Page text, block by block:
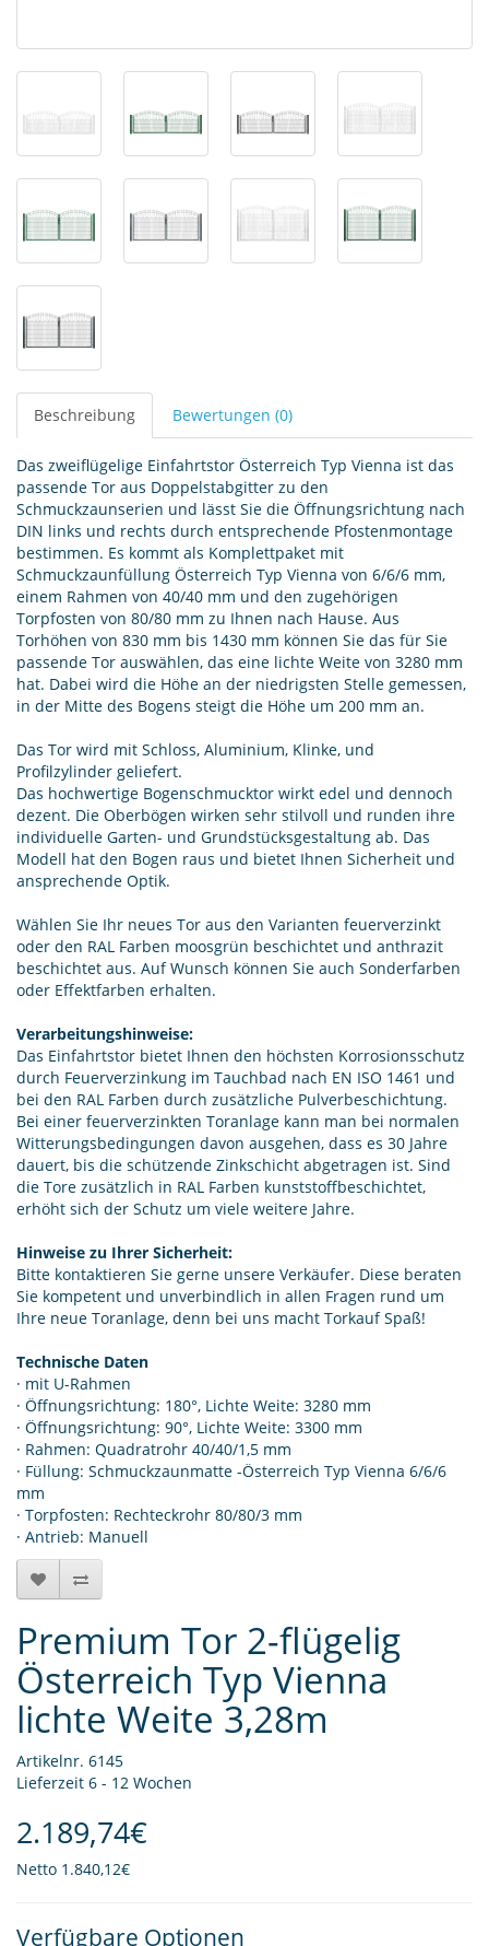
Beschreibung Bewertungen (0)
Das zweiflügelige Einfahrtstor Österreich Typ Vienna ist das
passende Tor aus Doppelstabgitter zu den
Schmuckzaunserien und lässt Sie die Öffnungsrichtung nach
DIN links und rechts durch entsprechende Pfostenmontage
bestimmen. Es kommt als Komplettpaket mit
Schmuckzaunfüllung Österreich Typ Vienna von 6/6/6 mm,
einem Rahmen von 40/40 mm und den zugehörigen
Torpfosten von 80/80 mm zu Ihnen nach Hause. Aus
Torhöhen von 830 mm bis 1430 mm können Sie das für Sie
passende Tor auswählen, das eine lichte Weite von 3280 mm
hat. Dabei wird die Höhe an der niedrigsten Stelle gemessen,
in der Mitte des Bogens steigt die Höhe um 200 mm an.
Das Tor wird mit Schloss, Aluminium, Klinke, und
Profilzylinder geliefert.
Das hochwertige Bogenschmucktor wirkt edel und dennoch
dezent. Die Oberbögen wirken sehr stilvoll und runden ihre
individuelle Garten- und Grundstücksgestaltung ab. Das
Modell hat den Bogen raus und bietet Ihnen Sicherheit und
ansprechende Optik.
Wählen Sie Ihr neues Tor aus den Varianten feuerverzinkt
oder den RAL Farben moosgrün beschichtet und anthrazit
beschichtet aus. Auf Wunsch können Sie auch Sonderfarben
oder Effektfarben erhalten.
Verarbeitungshinweise:
Das Einfahrtstor bietet Ihnen den höchsten Korrosionsschutz
durch Feuerverzinkung im Tauchbad nach EN ISO 1461 und
bei den RAL Farben durch zusätzliche Pulverbeschichtung.
Bei einer feuerverzinkten Toranlage kann man bei normalen
Witterungsbedingungen davon ausgehen, dass es 30 Jahre
dauert, bis die schützende Zinkschicht abgetragen ist. Sind
die Tore zusätzlich in RAL Farben kunststoffbeschichtet,
erhöht sich der Schutz um viele weitere Jahre.
Hinweise zu Ihrer Sicherheit:
Bitte kontaktieren Sie gerne unsere Verkäufer. Diese beraten
Sie kompetent und unverbindlich in allen Fragen rund um
Ihre neue Toranlage, denn bei uns macht Torkauf Spaß!
Technische Daten
· mit U-Rahmen
· Öffnungsrichtung: 180°, Lichte Weite: 3280 mm
· Öffnungsrichtung: 90°, Lichte Weite: 3300 mm
· Rahmen: Quadratrohr 40/40/1,5 mm
· Füllung: Schmuckzaunmatte -Österreich Typ Vienna 6/6/6
mm
· Torpfosten: Rechteckrohr 80/80/3 mm
· Antrieb: Manuell
Premium Tor 2-flügelig
Österreich Typ Vienna
lichte Weite 3,28m
Artikelnr. 6145
Lieferzeit 6 - 12 Wochen
2.189,74€
Netto 1.840,12€
Verfügbare Optionen